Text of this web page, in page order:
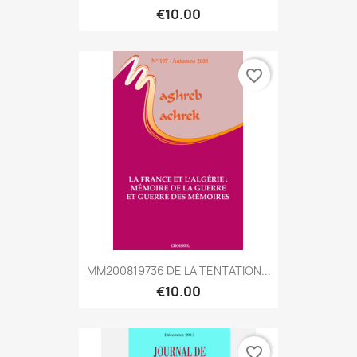
€10.00
MM200819736 DE LA TENTATION...
€10.00
favorite_border